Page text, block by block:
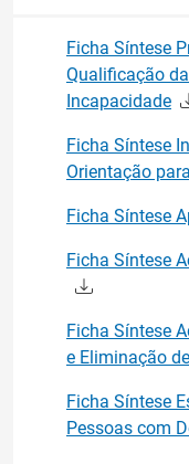
Ficha Síntese
Qualificação
Incapacidade
Ficha Síntese
Orientação
Ficha Síntese
Ficha Síntese
Ficha Síntese
e Eliminação
Ficha Síntese
Pessoas com